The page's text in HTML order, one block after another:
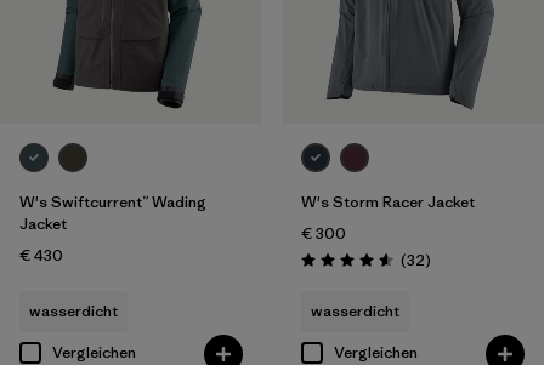
W's Swiftcurrent™ Wading
Jacket
€ 430
wasserdicht
Vergleichen
W's Storm Racer Jacket
€ 300
Bewertung: 4.6 / 5
(32Rezensionen
)
wasserdicht
Vergleichen